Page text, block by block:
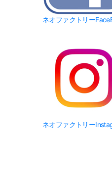
ネオファクトリー
ネオファクトリー